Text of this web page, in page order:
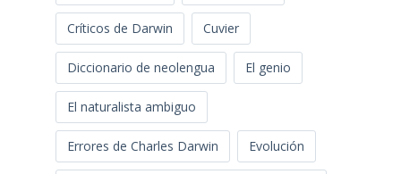
Críticos de Darwin Cuvier
Diccionario de neolengua El genio
El naturalista ambiguo
Errores de Charles Darwin Evolución